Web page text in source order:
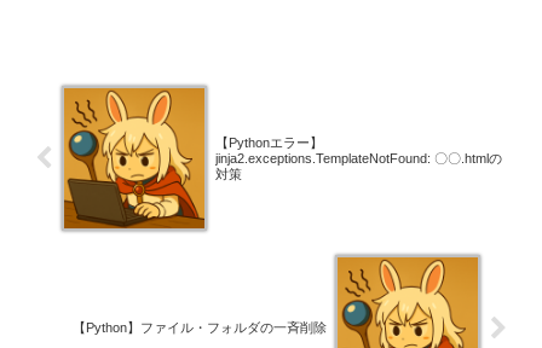
【Pythonエラー】
jinja2.exceptions.TemplateNotFound: 〇〇.htmlの
対策
【Python】ファイル・フォルダの一斉削除